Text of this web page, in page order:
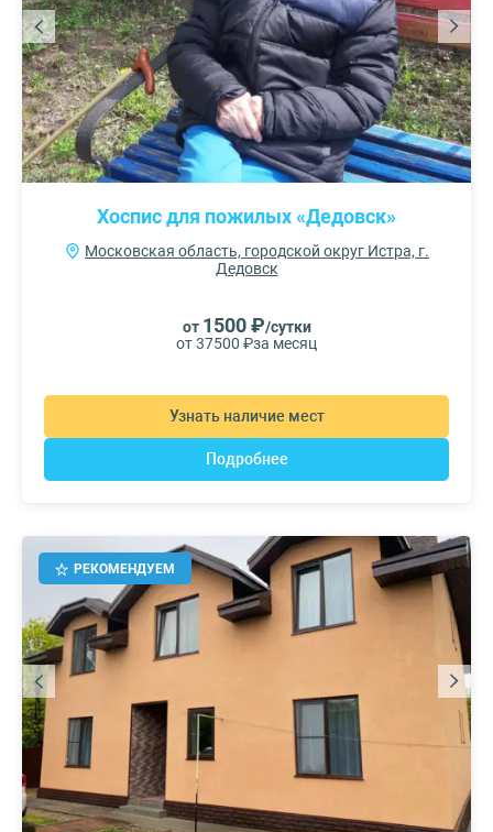
Хоспис для пожилых «Дедовск»
Московская область, городской округ Истра, г.
Дедовск
от 1500 ₽/сутки
от 37500 ₽за месяц
Узнать наличие мест
Подробнее
РЕКОМЕНДУЕМ